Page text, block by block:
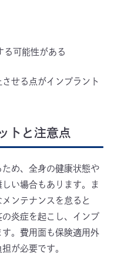
る可能性がある
せる点がインプラント
トと注意点
め、全身の健康状態や
い場合もあります。ま
ンテナンスを怠ると
の炎症を起こし、インプ
。費用面も保険適用外
が必要です。